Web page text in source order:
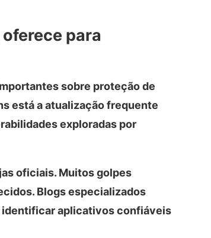
para
sobre proteção de
está a atualização frequente
exploradas por
oficiais. Muitos golpes
Blogs especializados
identificar aplicativos confiáveis